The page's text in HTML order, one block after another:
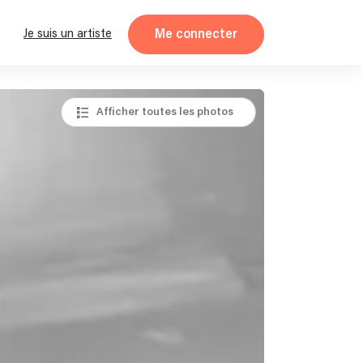
Je suis un artiste Me connecter
Afficher toutes les photos